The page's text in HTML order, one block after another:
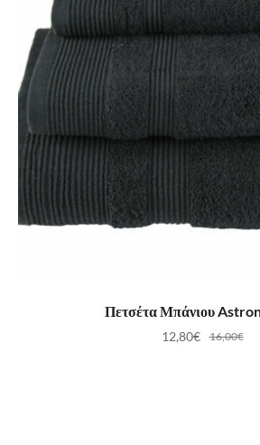
ΠΡΟΣΘΉΚΗ ΣΤΟ
Πετσέτα Μπάνιου
16,00€
12,80€